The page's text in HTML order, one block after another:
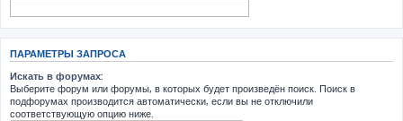
ПАРАМЕТРЫ ЗАПРОСА
Искать в форумах:
Выберите форум или форумы, в которых будет произведён поиск. Поиск в
подфорумах производится автоматически, если вы не отключили
соответствующую опцию ниже.